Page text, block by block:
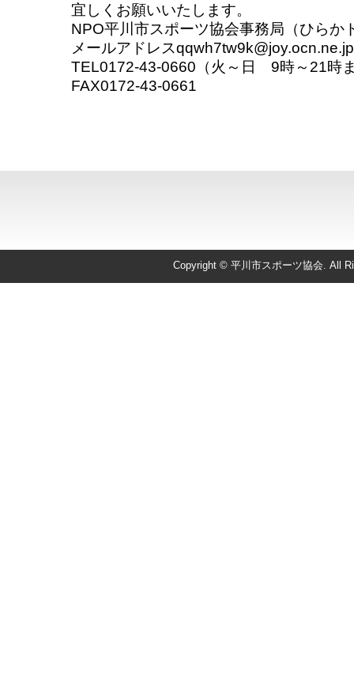
宜しくお願いいたします。
NPO平川市スポーツ協会事務局（ひらか
メールアドレスqqwh7tw9k@joy.ocn.ne.jp
TEL0172-43-0660（火～日 9時～21時
FAX0172-43-0661
Copyright © 平川市スポーツ協会. All